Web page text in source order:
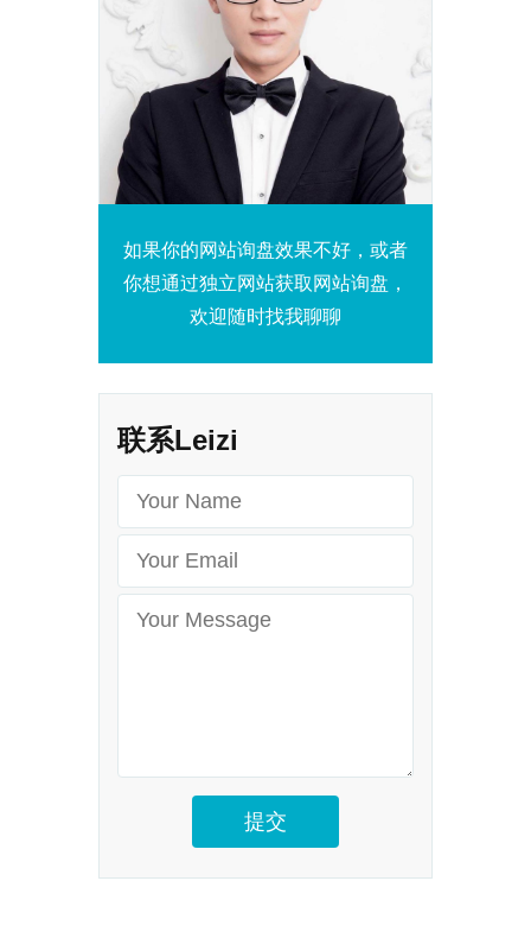
如果你的网站询盘效果不好，或者
你想通过独立网站获取网站询盘，
欢迎随时找我聊聊
联系Leizi